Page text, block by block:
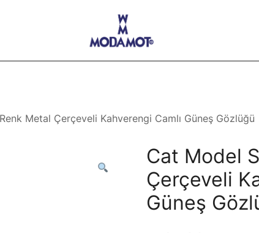
Modamot E-Ticaret
Metal Çerçeveli Kahverengi Camlı Güneş Gözlüğü
Cat Model
Çerçeveli
Güneş